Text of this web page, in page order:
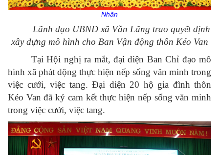
Nhãn
Lãnh đạo UBND xã Văn Lãng trao quyết định
xây dựng mô hình cho Ban Vận động thôn Kéo Van
Tại Hội nghị ra mắt, đại diện Ban Chỉ đạo mô
hình xã phát động thực hiện nếp sống văn minh trong
việc cưới, việc tang. Đại diện 20 hộ gia đình thôn
Kéo Van đã ký cam kết thực hiện nếp sống văn minh
trong việc cưới, việc tang.